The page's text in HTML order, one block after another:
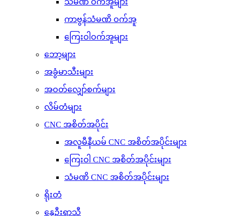
ကာဗွန်သံမဏိ ဝက်အူ
ကြေးဝါဝက်အူများ
ဘော့များ
အခွံမာသီးများ
အဝတ်လျှော်စက်များ
လိမ်တံများ
CNC အစိတ်အပိုင်း
အလူမီနီယမ် CNC အစိတ်အပိုင်းများ
ကြေးဝါ CNC အစိတ်အပိုင်းများ
သံမဏိ CNC အစိတ်အပိုင်းများ
ရိုးတံ
နွေဦးရာသီ